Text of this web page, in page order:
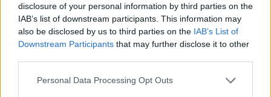
disclosure of your personal information by third parties on the
IAB’s list of downstream participants. This information may
also be disclosed by us to third parties on the IAB’s List of
Downstream Participants that may further disclose it to other
Please note that this website/app uses one or more Google
Personal Data Processing Opt Outs